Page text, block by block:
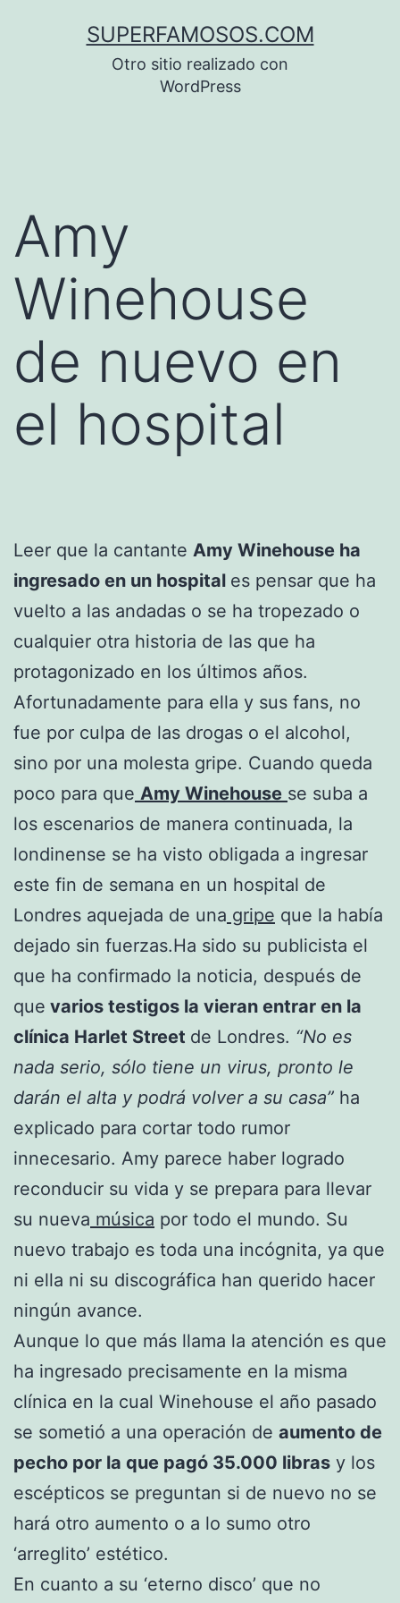
SUPERFAMOSOS.COM
Otro sitio realizado con
WordPress
Amy
Winehouse
de nuevo en
el hospital
Leer que la cantante Amy Winehouse ha
ingresado en un hospital es pensar que ha
vuelto a las andadas o se ha tropezado o
cualquier otra historia de las que ha
protagonizado en los últimos años.
Afortunadamente para ella y sus fans, no
fue por culpa de las drogas o el alcohol,
sino por una molesta gripe. Cuando queda
poco para que Amy Winehouse se suba a
los escenarios de manera continuada, la
londinense se ha visto obligada a ingresar
este fin de semana en un hospital de
Londres aquejada de una gripe que la había
dejado sin fuerzas.Ha sido su publicista el
que ha confirmado la noticia, después de
que varios testigos la vieran entrar en la
clínica Harlet Street de Londres. “No es
nada serio, sólo tiene un virus, pronto le
darán el alta y podrá volver a su casa” ha
explicado para cortar todo rumor
innecesario. Amy parece haber logrado
reconducir su vida y se prepara para llevar
su nueva música por todo el mundo. Su
nuevo trabajo es toda una incógnita, ya que
ni ella ni su discográfica han querido hacer
ningún avance.
Aunque lo que más llama la atención es que
ha ingresado precisamente en la misma
clínica en la cual Winehouse el año pasado
se sometió a una operación de aumento de
pecho por la que pagó 35.000 libras y los
escépticos se preguntan si de nuevo no se
hará otro aumento o a lo sumo otro
‘arreglito’ estético.
En cuanto a su ‘eterno disco’ que no